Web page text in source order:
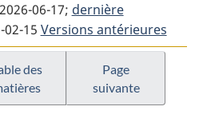
:
Règlement
sur
les
mesures
spéciales
complet
:
Règlement
mesures
06-17; dernière
02-15 Versions antérieures
des
Page
suivante